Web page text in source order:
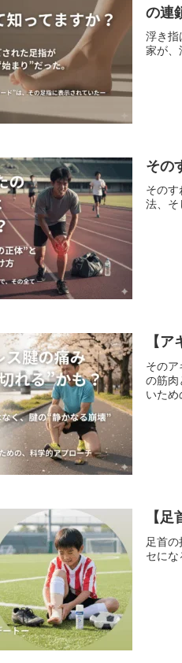
の連
浮き指
家が、
その
その
法、そ
【
その
の筋肉
いため
【
足首
セにな